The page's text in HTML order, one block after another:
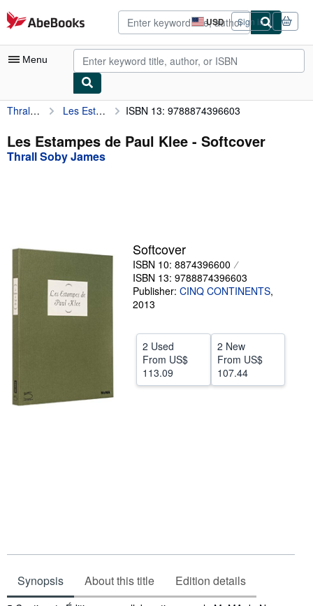
Skip to main content
AbeBooks.com USD
Site
shopping
preferences
Sign in
Menu
My Account
My Purchases
Advanced Search
Sellers
Start Selling
CLOSE
Thrall Soby James Les Estampes de Paul Klee ISBN 13: 9788874396603
Les Estampes de Paul Klee - Softcover
Thrall Soby James
Softcover
ISBN 10: 8874396600
ISBN 13: 9788874396603
Publisher: CINQ CONTINENTS,
2013
2 Used
From US$
113.09
2 New
From US$
107.44
Synopsis About this title Edition details